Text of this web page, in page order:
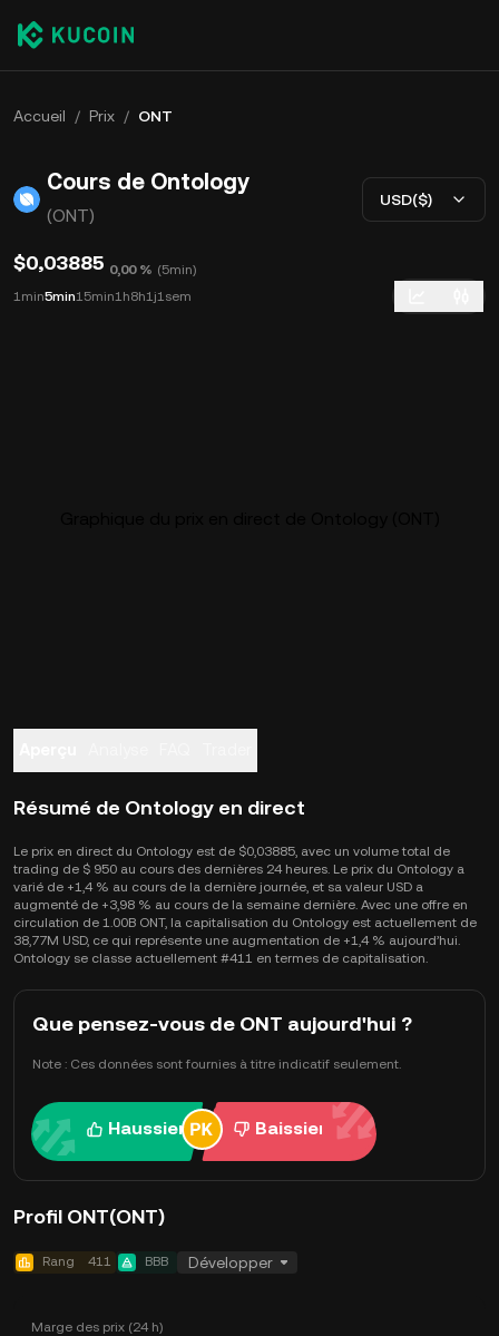
Accueil / Prix / ONT
Cours de Ontology
(ONT)
USD($)
$0,03885 0,00 % (5min)
1min5min15min1h8h1j1sem
Résumé de Ontology en direct
Le prix en direct du Ontology est de $0,03885, avec un volume total de
trading de $ 950 au cours des dernières 24 heures. Le prix du Ontology a
varié de +1,4 % au cours de la dernière journée, et sa valeur USD a
augmenté de +3,98 % au cours de la semaine dernière. Avec une offre en
circulation de 1.00B ONT, la capitalisation du Ontology est actuellement de
38,77M USD, ce qui représente une augmentation de +1,4 % aujourd’hui.
Ontology se classe actuellement #411 en termes de capitalisation.
Que pensez-vous de ONT aujourd'hui ?
Note : Ces données sont fournies à titre indicatif seulement.
Haussier Baissier
Profil ONT(ONT)
Rang 411 BBB Développer
Marge des prix (24 h)